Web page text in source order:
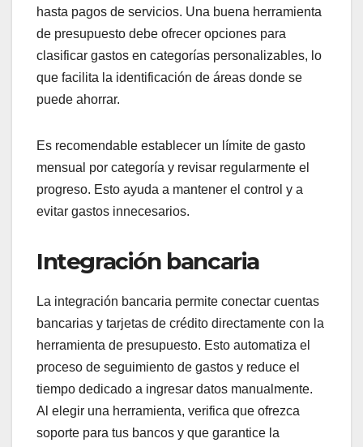
hasta pagos de servicios. Una buena herramienta
de presupuesto debe ofrecer opciones para
clasificar gastos en categorías personalizables, lo
que facilita la identificación de áreas donde se
puede ahorrar.
Es recomendable establecer un límite de gasto
mensual por categoría y revisar regularmente el
progreso. Esto ayuda a mantener el control y a
evitar gastos innecesarios.
Integración bancaria
La integración bancaria permite conectar cuentas
bancarias y tarjetas de crédito directamente con la
herramienta de presupuesto. Esto automatiza el
proceso de seguimiento de gastos y reduce el
tiempo dedicado a ingresar datos manualmente.
Al elegir una herramienta, verifica que ofrezca
soporte para tus bancos y que garantice la